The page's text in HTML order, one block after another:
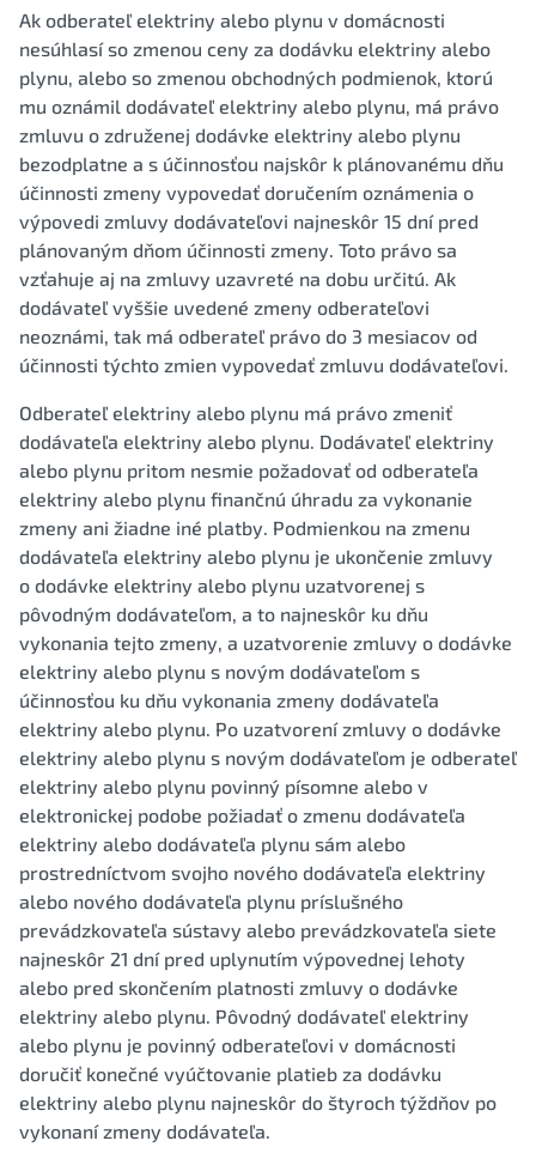
Ak odberateľ elektriny alebo plynu v domácnosti
nesúhlasí so zmenou ceny za dodávku elektriny alebo
plynu, alebo so zmenou obchodných podmienok, ktorú
mu oznámil dodávateľ elektriny alebo plynu, má právo
zmluvu o združenej dodávke elektriny alebo plynu
bezodplatne a s účinnosťou najskôr k plánovanému dňu
účinnosti zmeny vypovedať doručením oznámenia o
výpovedi zmluvy dodávateľovi najneskôr 15 dní pred
plánovaným dňom účinnosti zmeny. Toto právo sa
vzťahuje aj na zmluvy uzavreté na dobu určitú. Ak
dodávateľ vyššie uvedené zmeny odberateľovi
neoznámi, tak má odberateľ právo do 3 mesiacov od
účinnosti týchto zmien vypovedať zmluvu dodávateľovi.
Odberateľ elektriny alebo plynu má právo zmeniť
dodávateľa elektriny alebo plynu. Dodávateľ elektriny
alebo plynu pritom nesmie požadovať od odberateľa
elektriny alebo plynu finančnú úhradu za vykonanie
zmeny ani žiadne iné platby. Podmienkou na zmenu
dodávateľa elektriny alebo plynu je ukončenie zmluvy
o dodávke elektriny alebo plynu uzatvorenej s
pôvodným dodávateľom, a to najneskôr ku dňu
vykonania tejto zmeny, a uzatvorenie zmluvy o dodávke
elektriny alebo plynu s novým dodávateľom s
účinnosťou ku dňu vykonania zmeny dodávateľa
elektriny alebo plynu. Po uzatvorení zmluvy o dodávke
elektriny alebo plynu s novým dodávateľom je odberateľ
elektriny alebo plynu povinný písomne alebo v
elektronickej podobe požiadať o zmenu dodávateľa
elektriny alebo dodávateľa plynu sám alebo
prostredníctvom svojho nového dodávateľa elektriny
alebo nového dodávateľa plynu príslušného
prevádzkovateľa sústavy alebo prevádzkovateľa siete
najneskôr 21 dní pred uplynutím výpovednej lehoty
alebo pred skončením platnosti zmluvy o dodávke
elektriny alebo plynu. Pôvodný dodávateľ elektriny
alebo plynu je povinný odberateľovi v domácnosti
doručiť konečné vyúčtovanie platieb za dodávku
elektriny alebo plynu najneskôr do štyroch týždňov po
vykonaní zmeny dodávateľa.